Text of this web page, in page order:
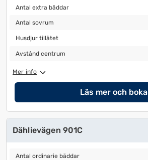
Antal extra bäddar
Antal extra bäddar
Antal sovrum
Antal sovrum
Husdjur tillåtet
Husdjur tillåtet
Avstånd centrum
Avstånd centrum
Mer info
Läs mer och boka
Dählievägen 901C
Antal ordinarie bäddar
Antal ordinarie bäddar